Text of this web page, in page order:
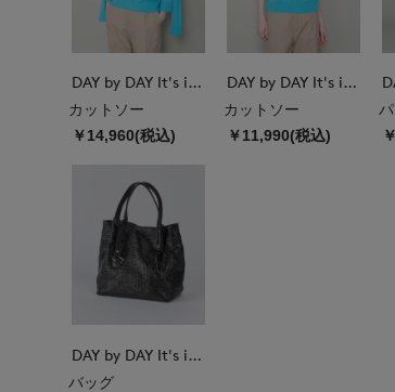
DAY by DAY It's international
カットソー
￥14,960(税込)
DAY by DAY It's international
カットソー
￥11,990(税込)
DAY by DAY It's international
バッグ